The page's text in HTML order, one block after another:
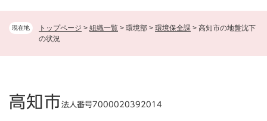
現在地 トップページ > 組織一覧 > 環境部 > 環境保全課 > 高知市の地盤沈下
の状況
高知市法人番号7000020392014